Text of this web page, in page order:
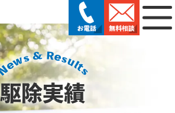
駆除実績